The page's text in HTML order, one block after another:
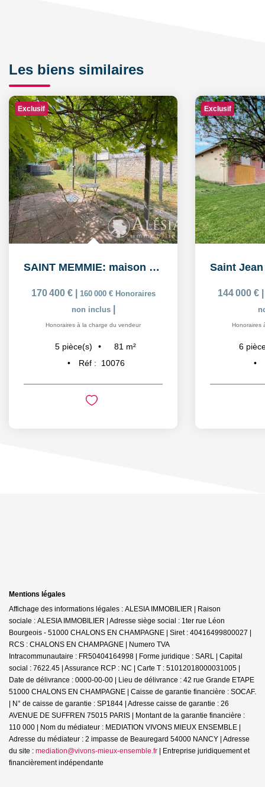
Les biens similaires
Exclusif
SAINT MEMMIE: maison de 5 pièces sur 574m² de parcelle de...
170 400 € 160 000 € Honoraires
non inclus
Honoraires à la charge du vendeur
5 pièce(s) 81 m²
Réf :
10076
Exclusif
144 000 €
Honoraires
6
Mentions légales
Affichage des informations légales : ALESIA IMMOBILIER | Raison
sociale : ALESIA IMMOBILIER | Adresse siège social : 1ter rue Léon
Bourgeois - 51000 CHALONS EN CHAMPAGNE | Siret : 40416499800027 |
RCS : CHALONS EN CHAMPAGNE | Numero TVA
Intracommunautaire : FR50404164998 | Forme juridique : SARL | Capital
social : 7622.45 | Assurance RCP : NC | Carte T : 51012018000031005 |
Date de délivrance : 0000-00-00 | Lieu de délivrance : 42 rue Grande ETAPE
51000 CHALONS EN CHAMPAGNE | Caisse de garantie financière : SOCAF.
| N° de caisse de garantie : SP1844 | Adresse caisse de garantie : 26
AVENUE DE SUFFREN 75015 PARIS | Montant de la garantie financière :
110 000 | Nom du médiateur : MEDIATION VIVONS MIEUX ENSEMBLE |
Adresse du médiateur : 2 impasse de Beauregard 54000 NANCY | Adresse
du site : mediation@vivons-mieux-ensemble.fr | Entreprise juridiquement et
financièrement indépendante